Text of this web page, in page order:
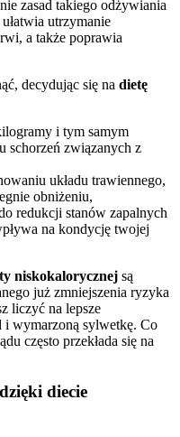
zasad takiego odżywiania
utrzymanie
a także poprawia
decydując się na dietę
i tym samym
schorzeń związanych z
układu trawiennego,
obniżeniu,
redukcji stanów zapalnych
na kondycję twojej
niskokalorycznej są
już zmniejszenia ryzyka
liczyć na lepsze
i wymarzoną sylwetkę. Co
często przekłada się na
diecie